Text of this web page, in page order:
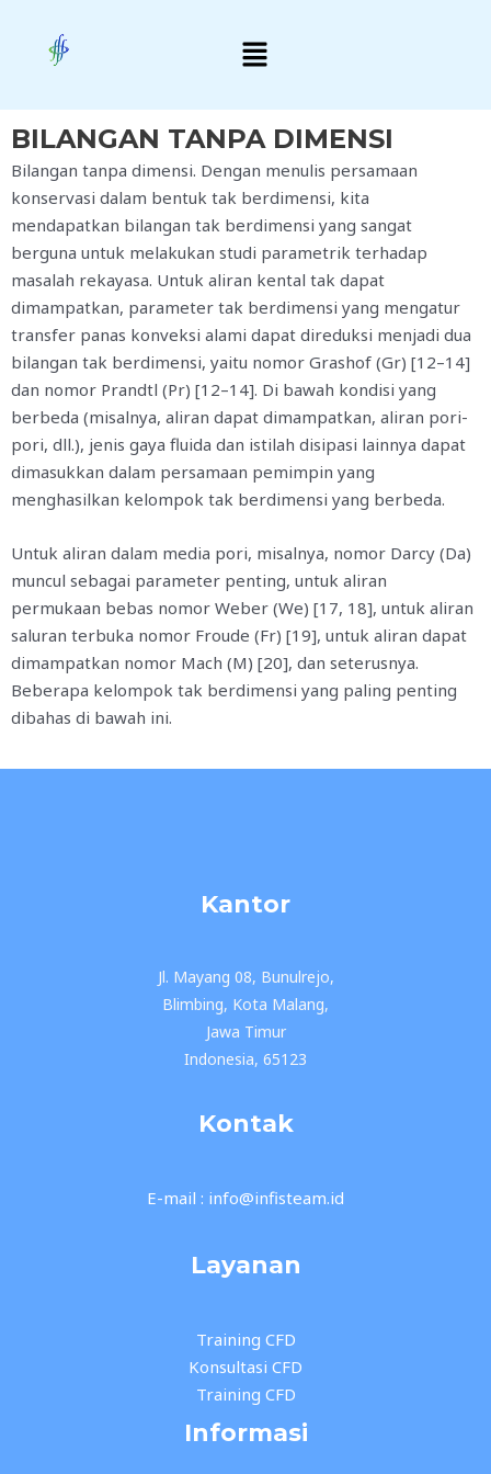
content
Menu
BILANGAN TANPA DIMENSI
Bilangan tanpa dimensi. Dengan menulis persamaan
konservasi dalam bentuk tak berdimensi, kita
mendapatkan bilangan tak berdimensi yang sangat
berguna untuk melakukan studi parametrik terhadap
masalah rekayasa. Untuk aliran kental tak dapat
dimampatkan, parameter tak berdimensi yang mengatur
transfer panas konveksi alami dapat direduksi menjadi dua
bilangan tak berdimensi, yaitu nomor Grashof (Gr) [12–14]
dan nomor Prandtl (Pr) [12–14]. Di bawah kondisi yang
berbeda (misalnya, aliran dapat dimampatkan, aliran pori-
pori, dll.), jenis gaya fluida dan istilah disipasi lainnya dapat
dimasukkan dalam persamaan pemimpin yang
menghasilkan kelompok tak berdimensi yang berbeda.
Untuk aliran dalam media pori, misalnya, nomor Darcy (Da)
muncul sebagai parameter penting, untuk aliran
permukaan bebas nomor Weber (We) [17, 18], untuk aliran
saluran terbuka nomor Froude (Fr) [19], untuk aliran dapat
dimampatkan nomor Mach (M) [20], dan seterusnya.
Beberapa kelompok tak berdimensi yang paling penting
dibahas di bawah ini.
Kantor
Jl. Mayang 08, Bunulrejo,
Blimbing, Kota Malang,
Jawa Timur
Indonesia, 65123
Kontak
E-mail : info@infisteam.id
Layanan
Training CFD
Konsultasi CFD
Training CFD
Informasi